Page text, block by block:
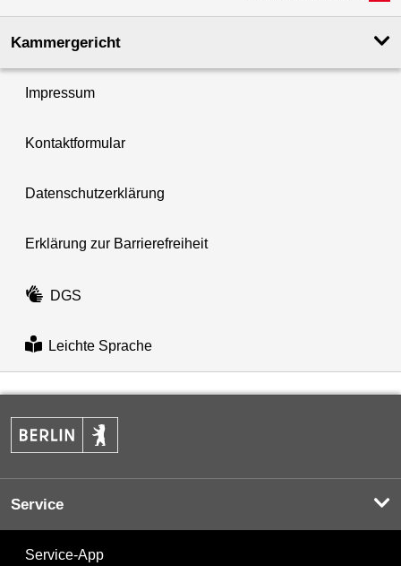
Kammergericht
Impressum
Kontaktformular
Datenschutzerklärung
Erklärung zur Barrierefreiheit
DGS
Leichte Sprache
Service
Service-App